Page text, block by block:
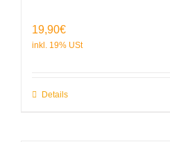
19,90€
Details